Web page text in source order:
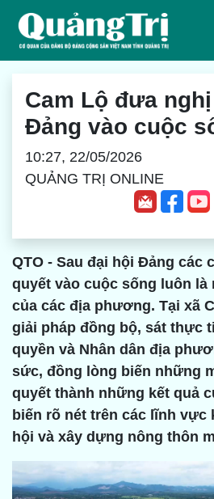
Cam Lộ đưa
Đảng vào cuộc
10:27, 22/05/2026
QUẢNG TRỊ ONLINE
QTO - Sau đại hội Đảng các
quyết vào cuộc sống luôn là
của các địa phương. Tại xã
giải pháp đồng bộ, sát thực
quyền và Nhân dân địa
sức, đồng lòng biến những
quyết thành những kết quả
biến rõ nét trên các lĩnh vực
hội và xây dựng nông thôn